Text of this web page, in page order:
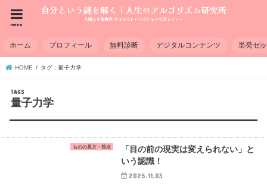
menu
ホーム プロフィール 無料診断 デジタルコンテンツ 単発セ
HOME タグ : 量子力学
量子力学
ものの見方・視点
「目の前の現実は変えられない」と
いう認識！
2025.11.03